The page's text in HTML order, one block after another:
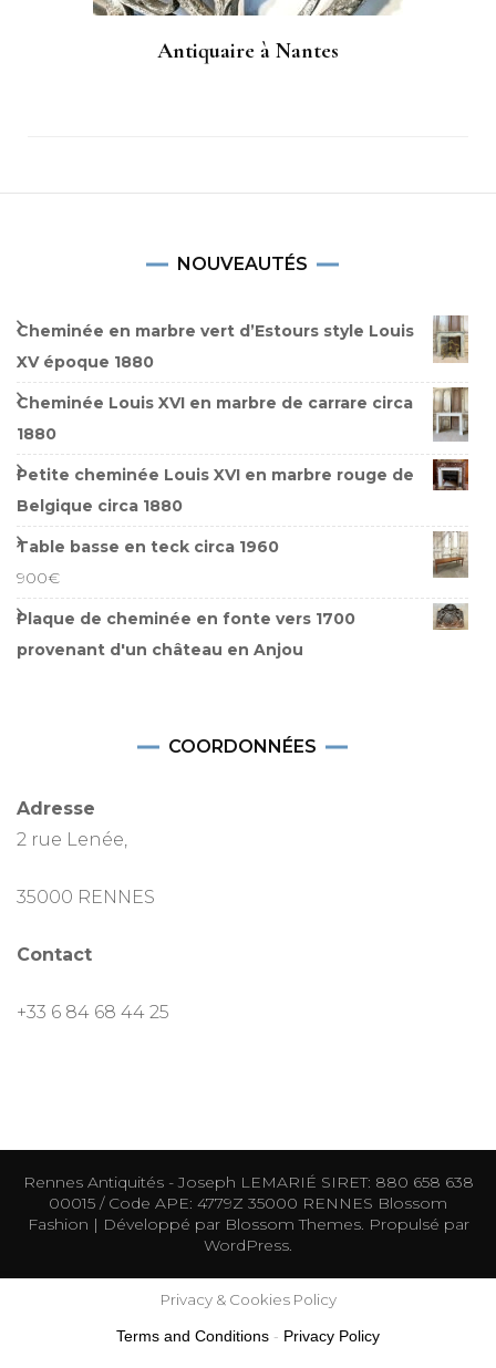
Antiquaire à Nantes
NOUVEAUTÉS
Cheminée en marbre vert d’Estours style Louis
XV époque 1880
Cheminée Louis XVI en marbre de carrare circa
1880
Petite cheminée Louis XVI en marbre rouge de
Belgique circa 1880
Table basse en teck circa 1960
900€
Plaque de cheminée en fonte vers 1700
provenant d'un château en Anjou
COORDONNÉES
Adresse
2 rue Lenée,
35000 RENNES
Contact
+33 6 84 68 44 25
Rennes Antiquités - Joseph LEMARIÉ SIRET: 880 658 638
00015 / Code APE: 4779Z 35000 RENNES Blossom
Fashion | Développé parBlossom Themes. Propulsé par
WordPress
Privacy & Cookies Policy
Terms and Conditions - Privacy Policy